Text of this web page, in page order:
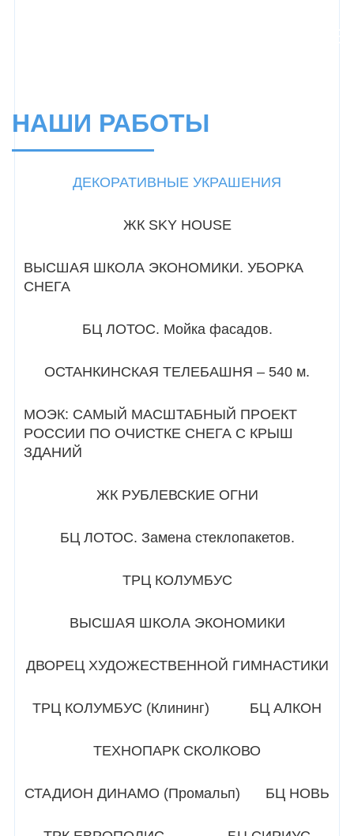
НАШИ РАБОТЫ
ДЕКОРАТИВНЫЕ УКРАШЕНИЯ
ЖК SKY HOUSE
ВЫСШАЯ ШКОЛА ЭКОНОМИКИ. УБОРКА
СНЕГА
БЦ ЛОТОС. Мойка фасадов.
ОСТАНКИНСКАЯ ТЕЛЕБАШНЯ – 540 м.
МОЭК: САМЫЙ МАСШТАБНЫЙ ПРОЕКТ
РОССИИ ПО ОЧИСТКЕ СНЕГА С КРЫШ
ЗДАНИЙ
ЖК РУБЛЕВСКИЕ ОГНИ
БЦ ЛОТОС. Замена стеклопакетов.
ТРЦ КОЛУМБУС
ВЫСШАЯ ШКОЛА ЭКОНОМИКИ
ДВОРЕЦ ХУДОЖЕСТВЕННОЙ ГИМНАСТИКИ
ТРЦ КОЛУМБУС (Клининг) БЦ АЛКОН
ТЕХНОПАРК СКОЛКОВО
СТАДИОН ДИНАМО (Промальп) БЦ НОВЬ